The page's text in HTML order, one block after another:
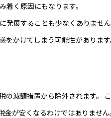
く原因にもなります。
展することも少なくありません
かけてしまう可能性があります
の減額措置から除外されます。
が安くなるわけではありませ